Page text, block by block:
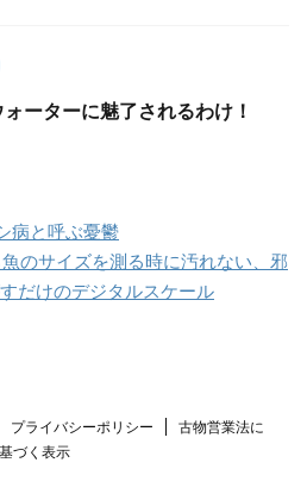
ォーターに魅了されるわけ！
病と呼ぶ憂鬱
のサイズを測る時に汚れない、邪
だけのデジタルスケール
プライバシーポリシー
古物営業法に
基づく表示